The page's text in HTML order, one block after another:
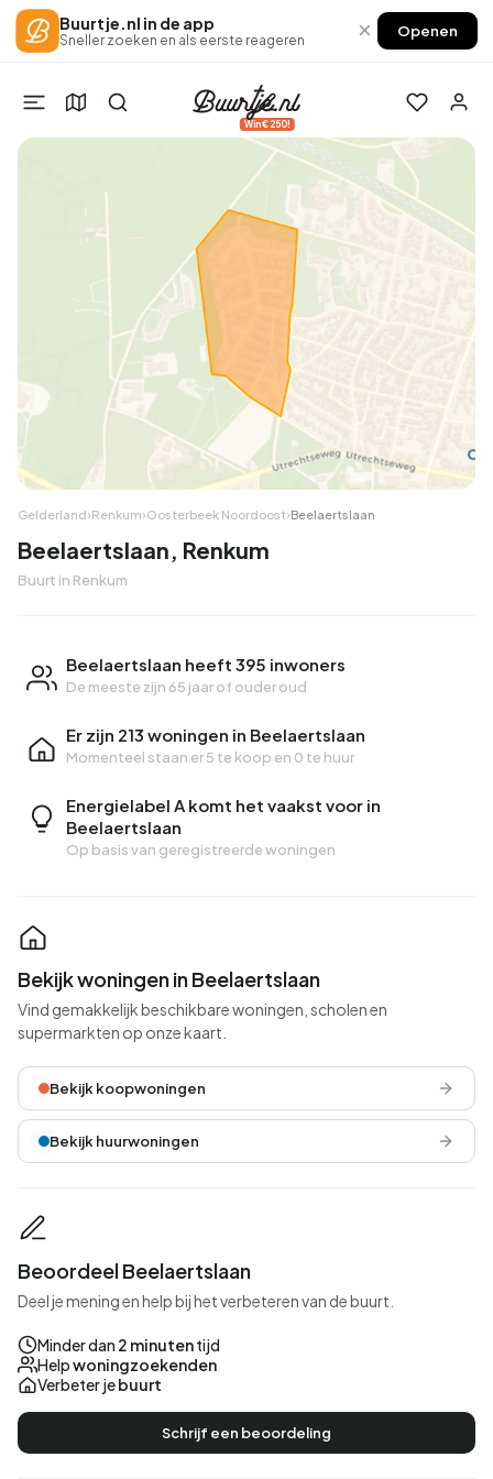
Buurtje.nl in de app
Sneller zoeken en als eerste reageren × Openen
Win €250!
Gelderland›Renkum›Oosterbeek Noordoost›Beelaertslaan
Beelaertslaan, Renkum
Buurt in Renkum
Beelaertslaan heeft 395 inwoners
De meeste zijn 65 jaar of ouder oud
Er zijn 213 woningen in Beelaertslaan
Momenteel staan er5 te koop en 0 te huur
Energielabel A komt het vaakst voor in
Beelaertslaan
Op basis van geregistreerde woningen
Bekijk woningen in Beelaertslaan
Vind gemakkelijk beschikbare woningen, scholen en
supermarkten op onze kaart.
Bekijk koopwoningen
Bekijk huurwoningen
Beoordeel Beelaertslaan
Deel je mening en help bij het verbeteren van de buurt.
Minder dan 2 minutentijd
Helpwoningzoekenden
Verbeter jebuurt
Schrijf een beoordeling